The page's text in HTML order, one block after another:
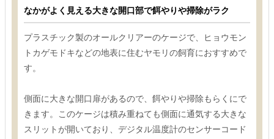
なかがよく見える大きな開口部で餌やりや掃除がラク
プラスチック製のオールクリアーのケージで、ヒョウモン
トカゲモドキなどの地表に住むヤモリの飼育におすすめで
す。
側面に大きな開口扉があるので、餌やりや掃除もらくにで
きます。このケージは積み重ねても側面に通気する大きな
スリットが開いており、デジタル温度計のセンサーコード